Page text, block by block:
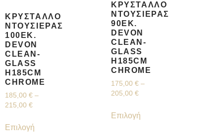
ΚΡΎΣΤΑΛΛΟ
ΝΤΟΥΣΙΈΡΑΣ
100ΕΚ.
DEVON
CLEAN-
GLASS
H185CM
CHROME
185,00 € –
215,00 €
Επιλογή
ΚΡΎΣΤΑΛΛΟ
ΝΤΟΥΣΙΈΡΑΣ
90ΕΚ.
DEVON
CLEAN-
GLASS
H185CM
CHROME
175,00 € –
205,00 €
Επιλογή